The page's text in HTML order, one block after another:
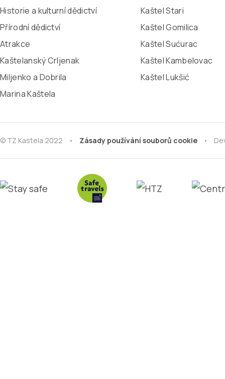
Historie a kulturní dědictví
Přírodní dědictví
Atrakce
Kaštelanský Crljenak
Miljenko a Dobrila
Marina Kaštela
Kaštel Stari
Kaštel Gomilica
Kaštel Sućurac
Kaštel Kambelovac
Kaštel Lukšić
© TZ Kastela 2022 Zásady používání souborů cookie